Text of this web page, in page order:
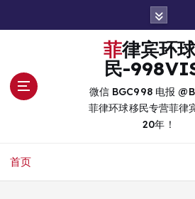
菲律宾环球移
民-
微信 BGC998 电报
菲律环球移民专营菲律
20年！
首页